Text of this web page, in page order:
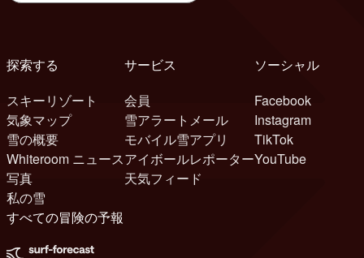
探索する
スキーリゾート
気象マップ
雪の概要
Whiteroom ニュース
写真
私の雪
サービス
会員
雪アラートメール
モバイル雪アプリ
アイボールレポーター
天気フィード
ソーシャル
Facebook
Instagram
TikTok
YouTube
すべての冒険の予報